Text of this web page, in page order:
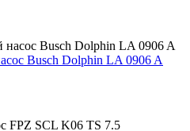
Busch Dolphin LA 0906 A